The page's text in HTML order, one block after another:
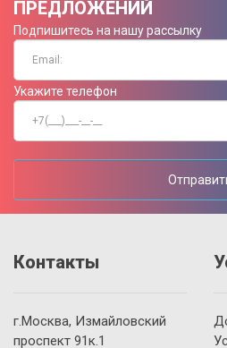
ПРЕДЛОЖЕНИЙ
Подпишитесь на нашу рассылку
Укажите телефон
Контакты
г.Москва, Измайловский
проспект 91к.1